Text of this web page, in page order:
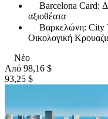
Barcelona Card:
αξιοθέατα
Βαρκελώνη: City
Οικολογική
Νέο
Από 98,16 $
93,25 $